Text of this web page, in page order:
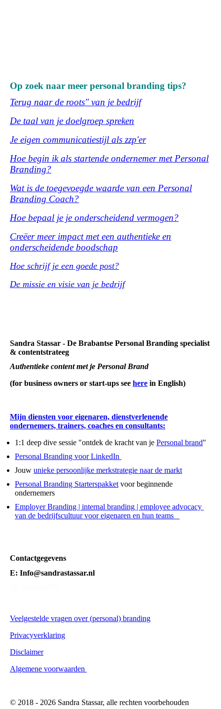
Op zoek naar meer personal branding tips?
Terug naar de roots" van je bedrijf
De taal van je doelgroep spreken
Je eigen communicatiestijl als zzp'er
Hoe begin ik als startende ondernemer met Personal
Branding?
Wat is de toegevoegde waarde van een Personal
Branding Coach?
Hoe bepaal je je onderscheidend vermogen?
Creëermeer impact met een authentieke en
onderscheidende boodschap
Hoe schrijf je een goede post?
De missie en visie van je bedrijf
Sandra Stassar - De Brabantse Personal Branding specialist
& contentstrateeg
Authentieke content met je Personal Brand
(for business owners or start-ups see here in English)
Mijn diensten voor eigenaren, dienstverlenende
ondernemers, trainers, coaches en consultants:
1:1 deep dive sessie "ontdek de kracht van je Personal brand"
Personal Branding voor LinkedIn
Jouw unieke persoonlijke merkstrategie naar de markt
Personal Branding Starterspakket voor beginnende
ondernemers
Employer Branding | internal branding | employee advocacy
van de bedrijfscultuur voor eigenaren en hun teams
Contactgegevens
E: Info@sandrastassar.nl
Veelgestelde vragen over (personal) branding
Privacyverklaring
Disclaimer
Algemene voorwaarden
© 2018 - 2026 Sandra Stassar, alle rechten voorbehouden